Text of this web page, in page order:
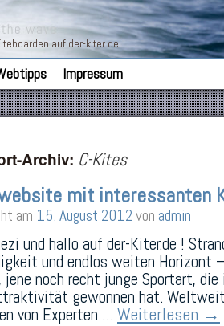
auf der-kiter.de
Impressum
Archiv: C-Kites
mit interessanten
am 15. August 2012 von admin
und hallo auf der-Kiter.de !
und endlos weiten Horizont
noch recht junge Sportart,
gewonnen hat.
von Experten … Weiterlesen →